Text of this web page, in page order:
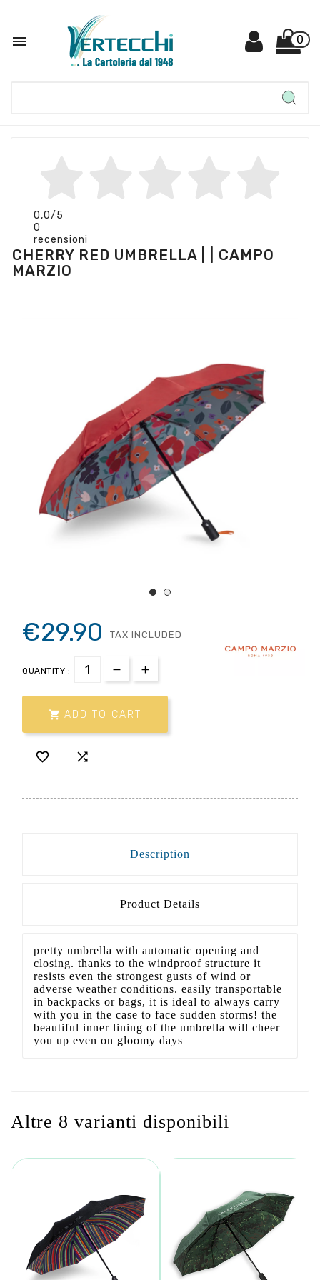
 0
0,0/5
0
recensioni
CHERRY RED UMBRELLA | | CAMPO
MARZIO
€29.90 TAX INCLUDED
QUANTITY :
 ADD TO CART
 
Description
Product Details
pretty umbrella with automatic opening and
closing. thanks to the windproof structure it
resists even the strongest gusts of wind or
adverse weather conditions. easily transportable
in backpacks or bags, it is ideal to always carry
with you in the case to face sudden storms! the
beautiful inner lining of the umbrella will cheer
you up even on gloomy days
Altre 8 varianti disponibili